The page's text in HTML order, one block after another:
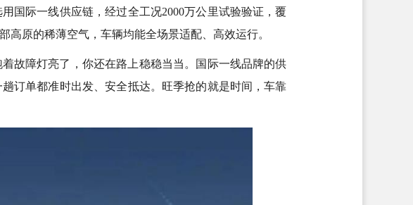
国际一线供应链，经过全工况2000万公里试验验证，覆
原的稀薄空气，车辆均能全场景适配、高效运行。
故障灯亮了，你还在路上稳稳当当。国际一线品牌的供
订单都准时出发、安全抵达。旺季抢的就是时间，车靠